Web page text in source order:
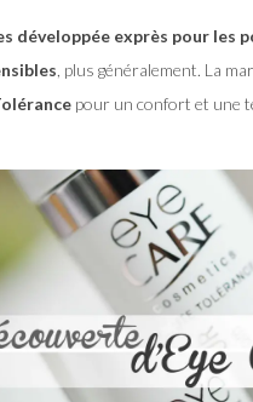
développée exprès pour les
, plus généralement. La
pour un confort et une